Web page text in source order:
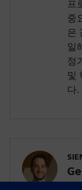
프
중
은
일
정
및
다.